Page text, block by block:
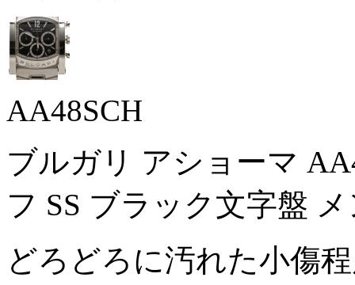
AA48SCH
ブルガリ アショーマ
フ SS ブラック文字盤
どろどろに汚れた小傷